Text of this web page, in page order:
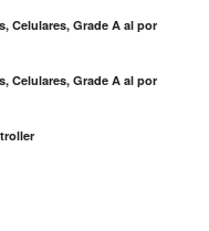
Celulares, Grade A al por
Celulares, Grade A al por